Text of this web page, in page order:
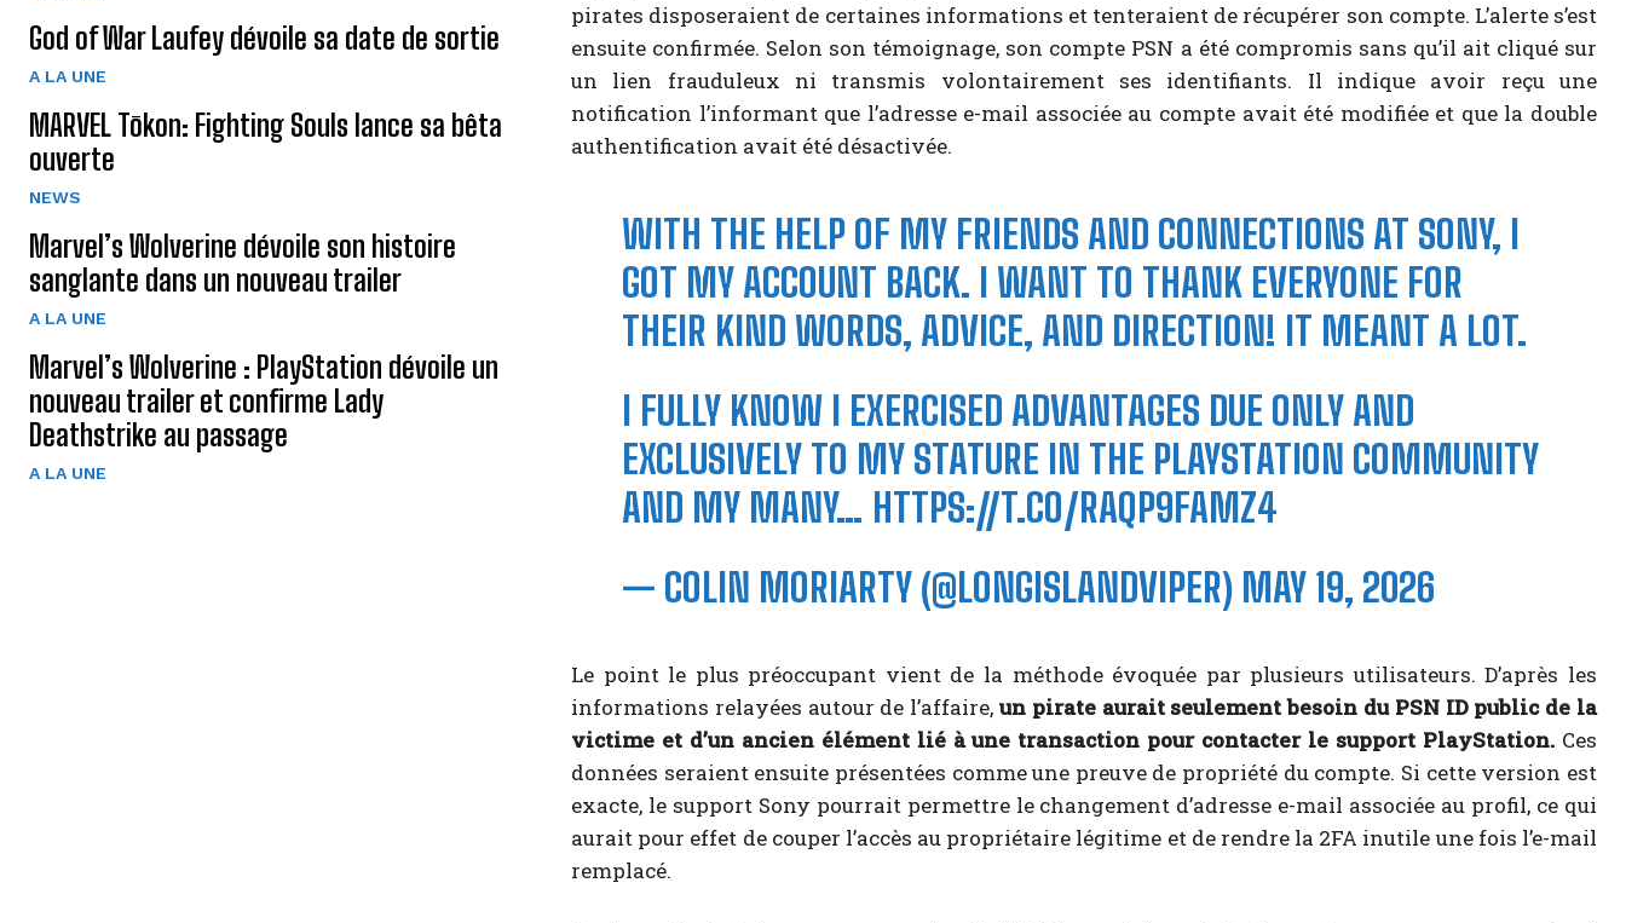
God of War Laufey dévoile sa date de sortie
A LA UNE
MARVEL Tōkon: Fighting Souls lance sa bêta
ouverte
NEWS
Marvel’s Wolverine dévoile son histoire
sanglante dans un nouveau trailer
A LA UNE
Marvel’s Wolverine : PlayStation dévoile un
nouveau trailer et confirme Lady
Deathstrike au passage
A LA UNE
pirates disposeraient de certaines informations et tenteraient de récupérer son compte. L’alerte s’est
ensuite confirmée. Selon son témoignage, son compte PSN a été compromis sans qu’il ait cliqué sur
un lien frauduleux ni transmis volontairement ses identifiants. Il indique avoir reçu une
notification l’informant que l’adresse e-mail associée au compte avait été modifiée et que la double
authentification avait été désactivée.
WITH THE HELP OF MY FRIENDS AND CONNECTIONS AT SONY, I
GOT MY ACCOUNT BACK. I WANT TO THANK EVERYONE FOR
THEIR KIND WORDS, ADVICE, AND DIRECTION! IT MEANT A LOT.
I FULLY KNOW I EXERCISED ADVANTAGES DUE ONLY AND
EXCLUSIVELY TO MY STATURE IN THE PLAYSTATION COMMUNITY
AND MY MANY… HTTPS://T.CO/RAQP9FAMZ4
— COLIN MORIARTY (@LONGISLANDVIPER) MAY 19, 2026
Le point le plus préoccupant vient de la méthode évoquée par plusieurs utilisateurs. D’après les
informations relayées autour de l’affaire, un pirate aurait seulement besoin du PSN ID public de la
victime et d’un ancien élément lié à une transaction pour contacter le support PlayStation. Ces
données seraient ensuite présentées comme une preuve de propriété du compte. Si cette version est
exacte, le support Sony pourrait permettre le changement d’adresse e-mail associée au profil, ce qui
aurait pour effet de couper l’accès au propriétaire légitime et de rendre la 2FA inutile une fois l’e-mail
remplacé.